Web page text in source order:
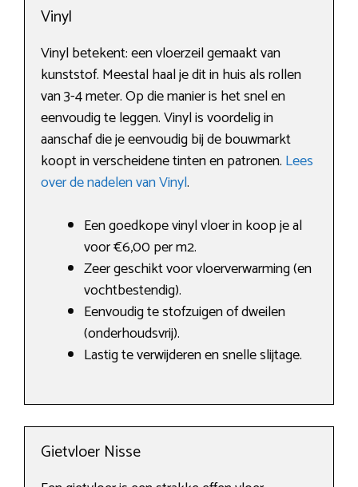
Vinyl
Vinyl betekent: een vloerzeil gemaakt van
kunststof. Meestal haal je dit in huis als rollen
van 3-4 meter. Op die manier is het snel en
eenvoudig te leggen. Vinyl is voordelig in
aanschaf die je eenvoudig bij de bouwmarkt
koopt in verscheidene tinten en patronen. Lees
over de nadelen van Vinyl.
Een goedkope vinyl vloer in koop je al
voor €6,00 per m2.
Zeer geschikt voor vloerverwarming (en
vochtbestendig).
Eenvoudig te stofzuigen of dweilen
(onderhoudsvrij).
Lastig te verwijderen en snelle slijtage.
Gietvloer Nisse